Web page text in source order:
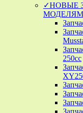
✓НОВЫЕ
МОДЕЛЯМ
250cc